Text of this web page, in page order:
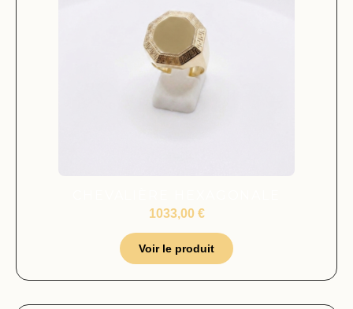
1033,00 €
Voir le produit